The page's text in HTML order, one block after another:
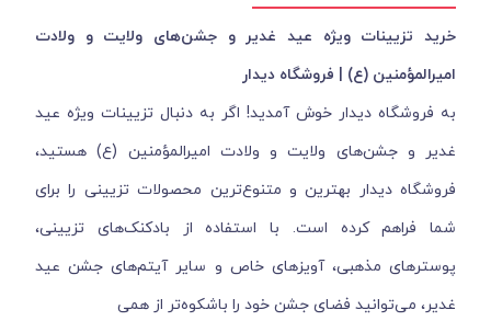
خرید تزیینات ویژه عید غدیر و جشن‌های ولایت و ولادت
امیرالمؤمنین (ع) | فروشگاه دیدار
به فروشگاه دیدار خوش آمدید! اگر به دنبال تزیینات ویژه عید
غدیر و جشن‌های ولایت و ولادت امیرالمؤمنین (ع) هستید،
فروشگاه دیدار بهترین و متنوع‌ترین محصولات تزیینی را برای
شما فراهم کرده است. با استفاده از بادکنک‌های تزیینی،
پوسترهای مذهبی، آویزهای خاص و سایر آیتم‌های جشن عید
غدیر، می‌توانید فضای جشن خود را باشکوه‌تر از همی